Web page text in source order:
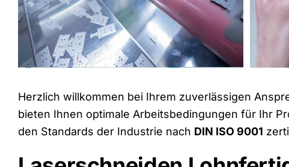
Herzlich willkommen bei Ihrem zuverlässigen
bieten Ihnen optimale Arbeitsbedingungen für Ihr
den Standards der Industrie nach DIN ISO 9001